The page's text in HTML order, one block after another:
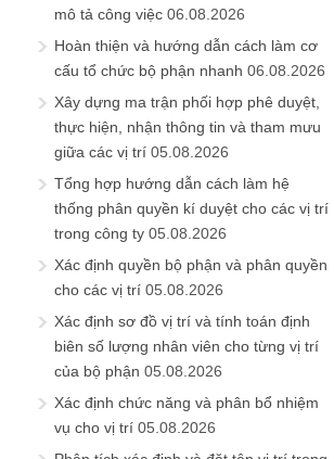
mô tả công việc 06.08.2026
Hoàn thiện và hướng dẫn cách làm cơ
cấu tổ chức bộ phận nhanh 06.08.2026
Xây dựng ma trận phối hợp phê duyệt,
thực hiện, nhận thông tin và tham mưu
giữa các vị trí 05.08.2026
Tổng hợp hướng dẫn cách làm hệ
thống phân quyền kí duyệt cho các vị trí
trong công ty 05.08.2026
Xác định quyền bộ phận và phân quyền
cho các vị trí 05.08.2026
Xác định sơ đồ vị trí và tính toán định
biên số lượng nhân viên cho từng vị trí
của bộ phận 05.08.2026
Xác định chức năng và phân bổ nhiệm
vụ cho vị trí 05.08.2026